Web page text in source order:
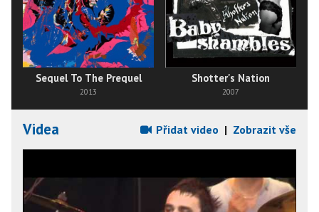
Sequel To The Prequel
2013
Shotter's Nation
2007
Videa Přidat video | Zobrazit vše